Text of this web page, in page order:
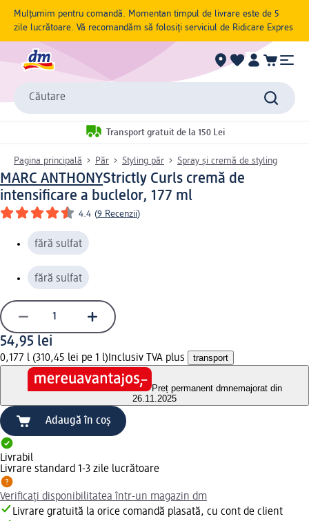
Mulțumim pentru comandă. Momentan timpul de livrare este de 5
zile lucrătoare. Vă recomandăm să folosiți serviciul de Ridicare Expres
Căutare
Transport gratuit de la 150 Lei
Pagina principală Păr Styling păr Spray și cremă de styling
MARC ANTHONYStrictly Curls cremă de
intensificare a buclelor, 177 ml
4.4 (9 Recenzii)
fără sulfat
fără sulfat
54,95 lei
0,177 l (310,45 lei pe 1 l) Inclusiv TVA plus transport
Preț permanent dmnemajorat din
26.11.2025
Adaugă în coș
Livrabil
Livrare standard 1-3 zile lucrătoare
Verificați disponibilitatea într-un magazin dm
Livrare gratuită la orice comandă plasată, cu cont de client